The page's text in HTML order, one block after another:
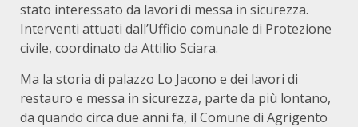
stato interessato da lavori di messa in sicurezza.
Interventi attuati dall’Ufficio comunale di Protezione
civile, coordinato da Attilio Sciara.
Ma la storia di palazzo Lo Jacono e dei lavori di
restauro e messa in sicurezza, parte da più lontano,
da quando circa due anni fa, il Comune di Agrigento